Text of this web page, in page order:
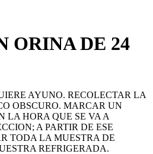
ORINA DE 24
AYUNO. RECOLECTAR LA
OBSCURO. MARCAR UN
LA HORA QUE SE VA A
A PARTIR DE ESE
TODA LA MUESTRA DE
REFRIGERADA.